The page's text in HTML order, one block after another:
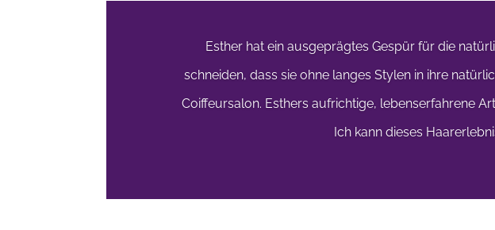
Esther hat ein ausgeprägtes Gespür für die
schneiden, dass sie ohne langes Stylen in ihre
Coiffeursalon. Esthers aufrichtige, lebenserfahrene
Ich kann dieses